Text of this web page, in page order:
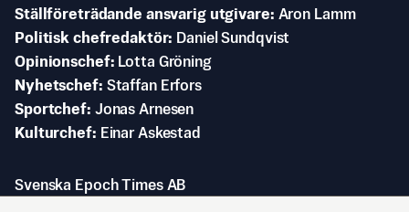
Ställföreträdande ansvarig utgivare Aron Lamm
Politisk chefredaktör
Daniel Sundqvist
Opinionschef
Lotta Gröning
Nyhetschef Staffan Erfors
Sportchef Jonas Arnesen
Kulturchef
Einar Askestad
Svenska Epoch Times AB